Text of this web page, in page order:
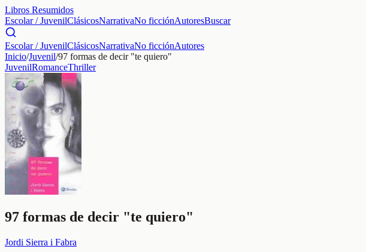
Libros Resumidos
Escolar / JuvenilClásicosNarrativaNo ficciónAutoresBuscar
Escolar / JuvenilClásicosNarrativaNo ficciónAutores
Inicio/Juvenil/97 formas de decir "te quiero"
JuvenilRomanceThriller
97 formas de decir "te quiero"
Jordi Sierra i Fabra